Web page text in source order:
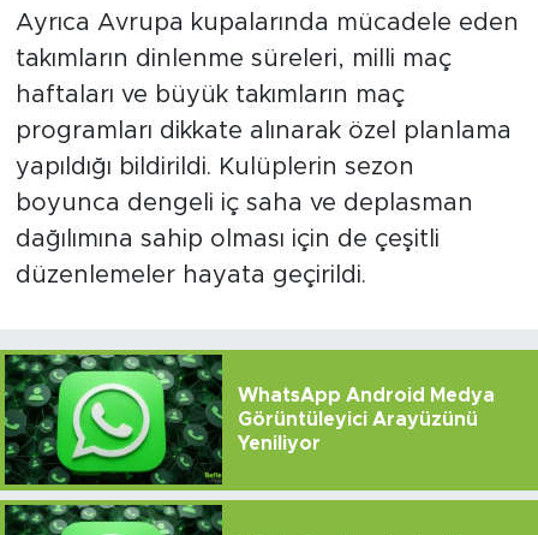
Ayrıca Avrupa kupalarında mücadele eden
takımların dinlenme süreleri, milli maç
haftaları ve büyük takımların maç
programları dikkate alınarak özel planlama
yapıldığı bildirildi. Kulüplerin sezon
boyunca dengeli iç saha ve deplasman
dağılımına sahip olması için de çeşitli
düzenlemeler hayata geçirildi.
WhatsApp Android Medya
Görüntüleyici Arayüzünü
Yeniliyor